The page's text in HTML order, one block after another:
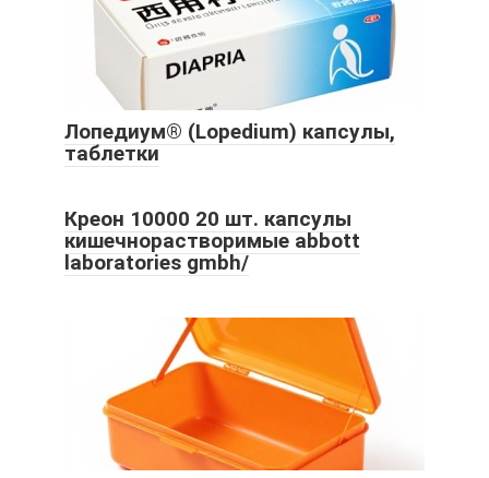
Лопедиум® (Lopedium) капсулы,
таблетки
Креон 10000 20 шт. капсулы
кишечнорастворимые abbott
laboratories gmbh/